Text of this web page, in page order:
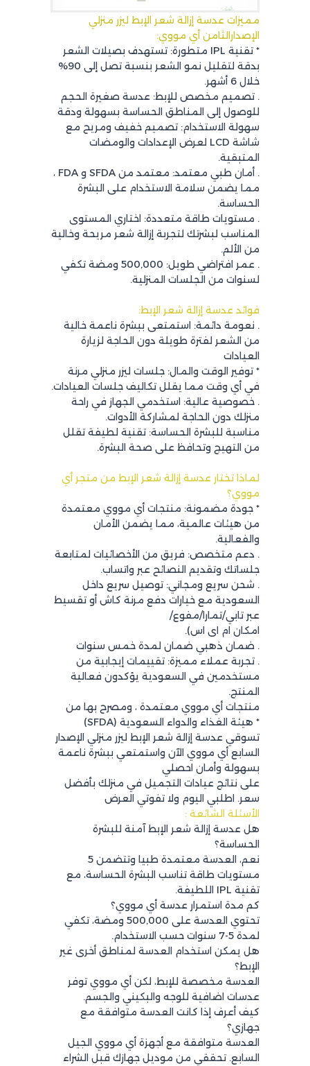
مميزات عدسة إزالة شعر الإبط ليزر منزلي
الإصدارالثامن أي مووي:
* تقنية IPL متطورة: تستهدف بصيلات الشعر
بدقة لتقليل نمو الشعر بنسبة تصل إلى 90%
خلال 6 أشهر.
. تصميم مخصص للإبط: عدسة صغيرة الحجم
للوصول إلى المناطق الحساسة بسهولة ودقة
سهولة الاستخدام: تصميم خفيف ومريح مع
شاشة LCD لعرض الإعدادات والومضات
المتبقية.
. أمان طبي معتمد: معتمد من SFDA و FDA ،
مما يضمن سلامة الاستخدام على البشرة
الحساسة.
. مستويات طاقة متعددة: اختاري المستوى
المناسب لبشرتك لتجربة إزالة شعر مريحة وخالية
من الألم.
. عمر افتراضي طويل: 500,000 ومضة تكفي
لسنوات من الجلسات المنزلية.
فوائد عدسة إزالة شعر الإبط:
. نعومة دائمة: استمتعى ببشرة ناعمة خالية
من الشعر لفترة طويلة دون الحاجة لزيارة
العيادات
* توفير الوقت والمال: جلسات ليزر منزلي مرنة
في أي وقت مما يقلل تكاليف جلسات العيادات.
. خصوصية عالية: استخدمي الجهاز في راحة
منزلك دون الحاجة لمشاركة الأدوات.
مناسبة للبشرة الحساسة: تقنية لطيفة تقلل
من التهيج وتحافظ على صحة البشرة.
لماذا تختار عدسة إزالة شعر الإبط من متجر أي
مووي؟
* جودة مضمونة: منتجات أي مووي معتمدة
من هيئات عالمية، مما يضمن الأمان
والفعالية.
. دعم متخصص: فريق من الأخصائيات لمتابعة
جلساتك وتقديم النصائح عبر واتساب.
. شحن سريع ومجاني: توصيل سريع داخل
السعودية مع خيارات دفع مرنة كاش أو تقسيط
عبر تابي/تمارا/مفوع/
امکان ام ای اس).
. ضمان ذهبي ضمان لمدة خمس سنوات
. تجربة عملاء مميزة: تقييمات إيجابية من
مستخدمين في السعودية يؤكدون فعالية
المنتج.
منتجات أي مووي معتمدة ، ومصرح بها من
* هيئة الغذاء والدواء السعودية (SFDA)
تسوقي عدسة إزالة شعر الإبط ليزر منزلي الإصدار
السابع أي مووي الآن واستمتعي ببشرة ناعمة
بسهولة وأمان احصلي
على نتائج عيادات التجميل في منزلك بأفضل
سعر. اطلبي اليوم ولا تفوتي العرض
الأسئلة الشائعة :
هل عدسة إزالة شعر الإبط آمنة للبشرة
الحساسة؟
نعم، العدسة معتمدة طبيا وتتضمن 5
مستويات طاقة تناسب البشرة الحساسة، مع
تقنية IPL اللطيفة.
كم مدة استمرار عدسة أي مووي؟
تحتوي العدسة على 500,000 ومضة، تكفي
لمدة 5-7 سنوات حسب الاستخدام.
هل يمكن استخدام العدسة لمناطق أخرى غير
الإبط؟
العدسة مخصصة للإبط، لكن أي مووي توفر
عدسات اضافية للوجه والبكيني والجسم.
كيف أعرف إذا كانت العدسة متوافقة مع
جهازي؟
العدسة متوافقة مع أجهزة أي مووي الجيل
السابع. تحققي من موديل جهازك قبل الشراء